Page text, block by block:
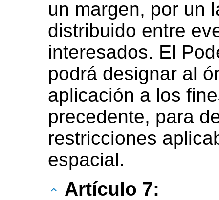
un margen, por un
distribuido entre
interesados. El
podrá designar al
aplicación a los
precedente, para
restricciones
espacial.
Artículo 7: